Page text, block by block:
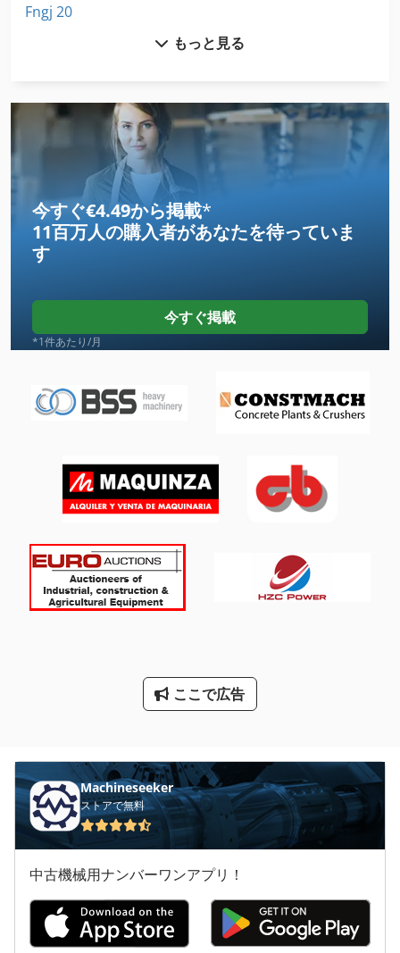
Fngj 20
Hsc 20 Linear
Meh 5 2 1 8 B
Na 3000
Ng 200
Steel Processing
その他
大きな トラック
建設 用 クレーン
洗車
もっと見る
今すぐ€4.49から掲載*
11百万人の購入者があなたを待っていま
す
今すぐ掲載
*1件あたり/月
ここで広告
Machineseeker
ストアで無料
中古機械用ナンバーワンアプリ！